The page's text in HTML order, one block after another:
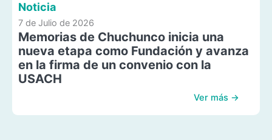
Noticia
7 de Julio de 2026
Memorias de Chuchunco inicia una
nueva etapa como Fundación y avanza
en la firma de un convenio con la
USACH
Ver más →